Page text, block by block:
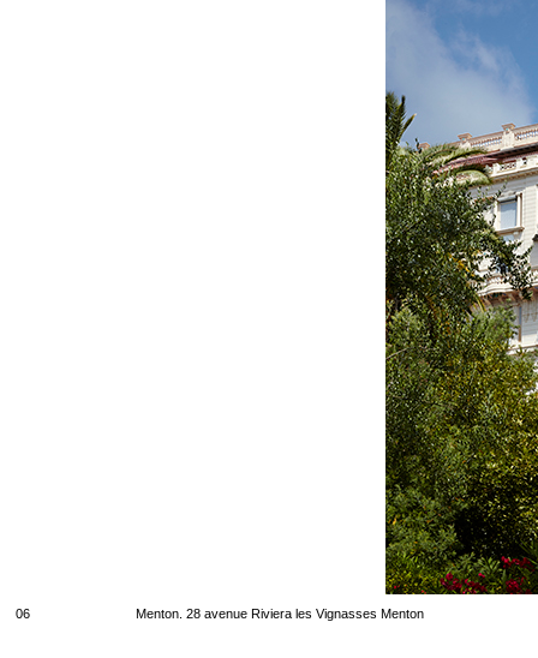
06 Menton. 28 avenue Riviera les Vignasses Menton